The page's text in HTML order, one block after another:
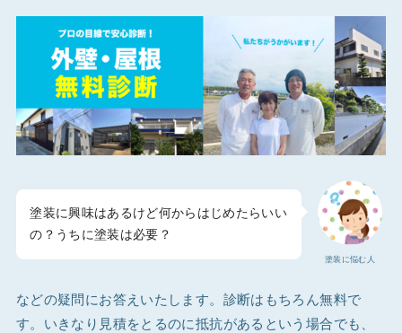
塗装に悩む人
塗装に興味はあるけど何からはじめたらいい
の？うちに塗装は必要？
などの疑問にお答えいたします。診断はもちろん無料で
す。いきなり見積をとるのに抵抗があるという場合でも、